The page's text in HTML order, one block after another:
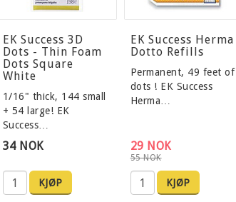
EK Success 3D
Dots - Thin Foam
Dots Square
White
1/16" thick, 144 small
+ 54 large! EK
Success…
34 NOK
KJØP
EK Success Herma
Dotto Refills
Permanent, 49 feet of
dots ! EK Success
Herma…
55 NOK
29 NOK
KJØP